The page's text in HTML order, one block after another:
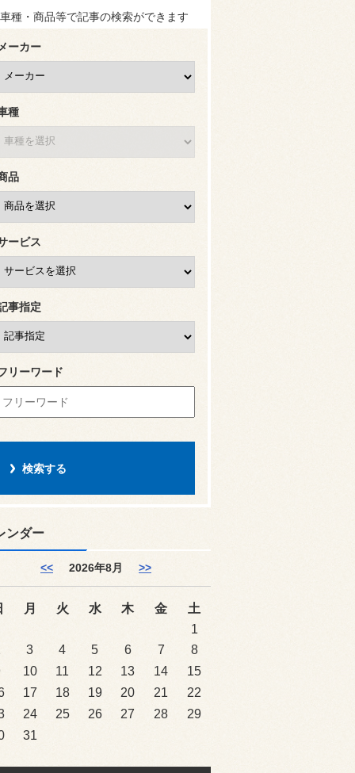
種・商品等で記事の検索ができます
ーカー
種
品
ービス
事指定
リーワード
ンダー
<< 2026年8月 >>
月 火 水 木 金
土
1
3 4 5 6 7
8
10 11 12 13 14
15
17 18 19 20 21
22
24 25 26 27 28
29
31